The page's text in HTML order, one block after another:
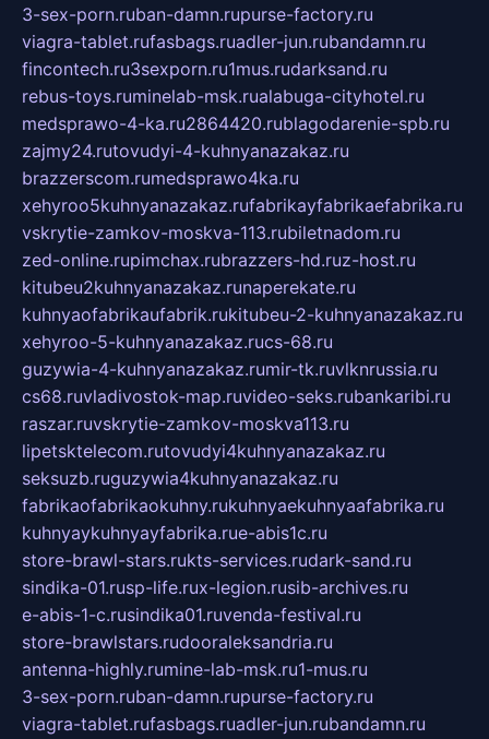
3-sex-porn.ruban-damn.rupurse-factory.ru
viagra-tablet.rufasbags.ruadler-jun.rubandamn.ru
fincontech.ru3sexporn.ru1mus.rudarksand.ru
rebus-toys.ruminelab-msk.rualabuga-cityhotel.ru
medsprawo-4-ka.ru2864420.rublagodarenie-spb.ru
zajmy24.rutovudyi-4-kuhnyanazakaz.ru
brazzerscom.rumedsprawo4ka.ru
xehyroo5kuhnyanazakaz.rufabrikayfabrikaefabrika.ru
vskrytie-zamkov-moskva-113.rubiletnadom.ru
zed-online.rupimchax.rubrazzers-hd.ruz-host.ru
kitubeu2kuhnyanazakaz.runaperekate.ru
kuhnyaofabrikaufabrik.rukitubeu-2-kuhnyanazakaz.ru
xehyroo-5-kuhnyanazakaz.rucs-68.ru
guzywia-4-kuhnyanazakaz.rumir-tk.ruvlknrussia.ru
cs68.ruvladivostok-map.ruvideo-seks.rubankaribi.ru
raszar.ruvskrytie-zamkov-moskva113.ru
lipetsktelecom.rutovudyi4kuhnyanazakaz.ru
seksuzb.ruguzywia4kuhnyanazakaz.ru
fabrikaofabrikaokuhny.rukuhnyaekuhnyaafabrika.ru
kuhnyaykuhnyayfabrika.rue-abis1c.ru
store-brawl-stars.rukts-services.rudark-sand.ru
sindika-01.rusp-life.rux-legion.rusib-archives.ru
e-abis-1-c.rusindika01.ruvenda-festival.ru
store-brawlstars.rudooraleksandria.ru
antenna-highly.rumine-lab-msk.ru1-mus.ru
3-sex-porn.ruban-damn.rupurse-factory.ru
viagra-tablet.rufasbags.ruadler-jun.rubandamn.ru